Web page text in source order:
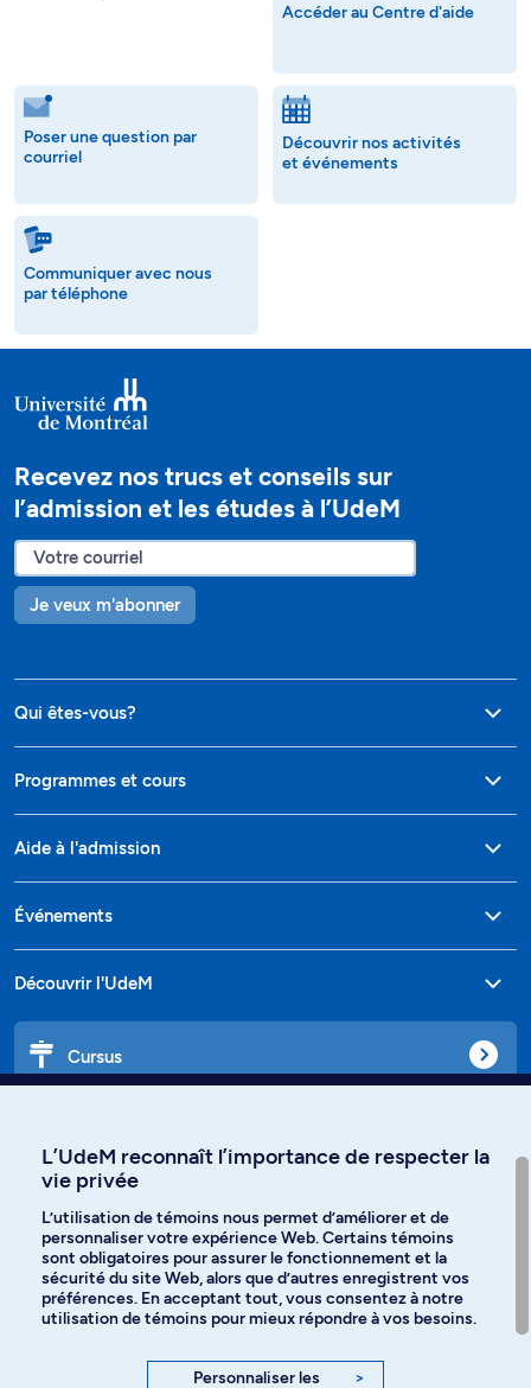
Accéder au Centre d'aide
Poser une question par
courriel
Découvrir nos activités
et événements
Communiquer avec nous
par téléphone
Recevez nos trucs et conseils sur
l’admission et les études à l’UdeM
Je veux m'abonner
Qui êtes-vous?
Programmes et cours
Aide à l'admission
Événements
Découvrir l'UdeM
Cursus
Langues
Facebook Instagram
YouTube
L’UdeM reconnaît l’importance de respecter la
vie privée
L’utilisation de témoins nous permet d’améliorer et de
personnaliser votre expérience Web. Certains témoins
sont obligatoires pour assurer le fonctionnement et la
sécurité du site Web, alors que d’autres enregistrent vos
préférences. En acceptant tout, vous consentez à notre
utilisation de témoins pour mieux répondre à vos besoins.
Personnaliser les >